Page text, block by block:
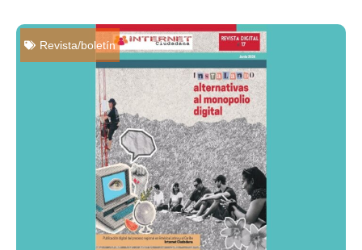
Revista/boletín